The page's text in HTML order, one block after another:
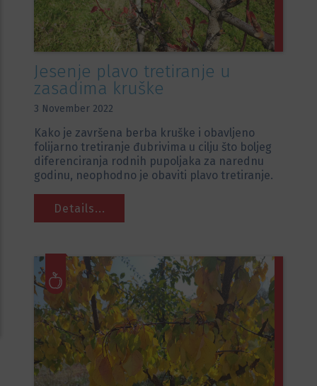
Jesenje plavo tretiranje u
zasadima kruške
3 November 2022
Kako je završena berba kruške i obavljeno
folijarno tretiranje đubrivima u cilju što boljeg
diferenciranja rodnih pupoljaka za narednu
godinu, neophodno je obaviti plavo tretiranje.
Details...